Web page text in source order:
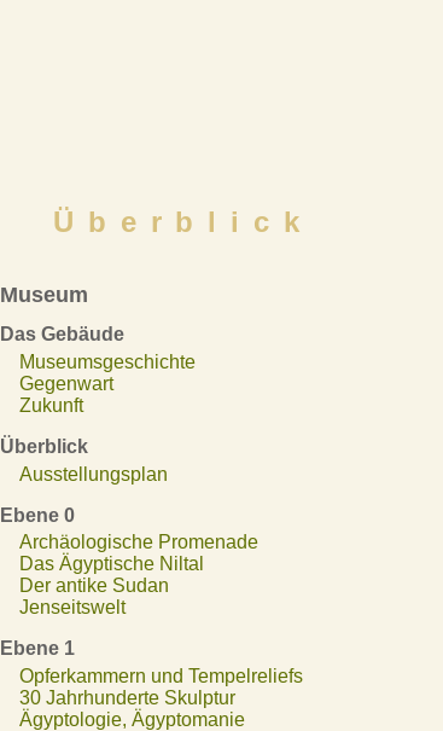
Überblick
Museum
Das Gebäude
Museumsgeschichte
Gegenwart
Zukunft
Überblick
Ausstellungsplan
Ebene 0
Archäologische Promenade
Das Ägyptische Niltal
Der antike Sudan
Jenseitswelt
Ebene 1
Opferkammern und Tempelreliefs
30 Jahrhunderte Skulptur
Ägyptologie, Ägyptomanie